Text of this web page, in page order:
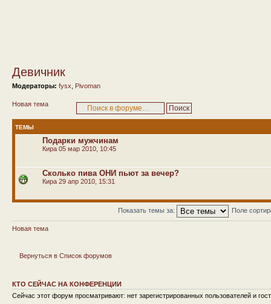
Девичник
Модераторы: fysx Pivoman
Новая тема
ТЕМЫ
Подарки мужчинам
Кира 05 мар 2010, 10:45
Сколько пива ОНИ пьют за вечер?
Кира 29 апр 2010, 15:31
Показать темы за: Поле
Новая тема
Вернуться в Список форумов
КТО СЕЙЧАС НА КОНФЕРЕНЦИИ
Сейчас этот форум просматривают: нет зарегистрированных пользователей и